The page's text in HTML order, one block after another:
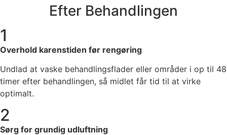
Efter Behandlingen
1
Overhold karenstiden før rengøring
Undlad at vaske behandlingsflader eller områder i op til 48
timer efter behandlingen, så midlet får tid til at virke
optimalt.
2
Sørg for grundig udluftning